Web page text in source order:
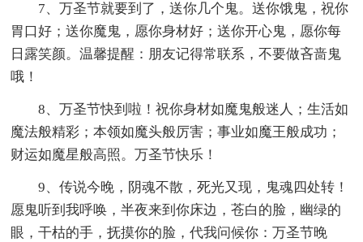
7、万圣节就要到了，送你几个鬼。送你饿鬼，祝你
胃口好；送你魔鬼，愿你身材好；送你开心鬼，愿你每
日露笑颜。温馨提醒：朋友记得常联系，不要做吝啬鬼
哦！
8、万圣节快到啦！祝你身材如魔鬼般迷人；生活如
魔法般精彩；本领如魔头般厉害；事业如魔王般成功；
财运如魔星般高照。万圣节快乐！
9、传说今晚，阴魂不散，死光又现，鬼魂四处转！
愿鬼听到我呼唤，半夜来到你床边，苍白的脸，幽绿的
眼，干枯的手，抚摸你的脸，代我问候你：万圣节晚